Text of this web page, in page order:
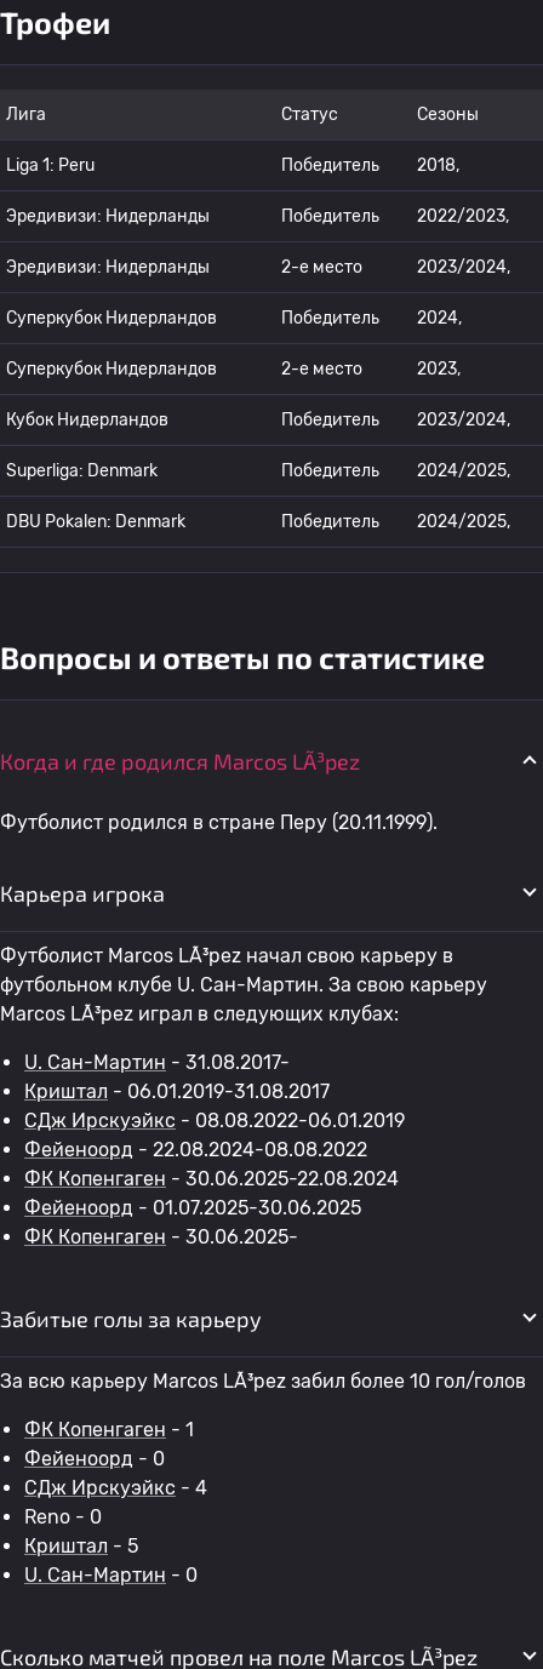
Трофеи
Лига Статус Сезоны
Liga 1: Peru Победитель 2018,
Эредивизи: Нидерланды Победитель 2022/2023,
Эредивизи: Нидерланды 2-е место 2023/2024,
Суперкубок Нидерландов Победитель 2024,
Суперкубок Нидерландов 2-е место 2023,
Кубок Нидерландов Победитель 2023/2024,
Superliga: Denmark Победитель 2024/2025,
DBU Pokalen: Denmark Победитель 2024/2025,
Вопросы и ответы по статистике
Когда и где родился Marcos LÃ³pez
Футболист родился в стране Перу (20.11.1999).
Карьера игрока
Футболист Marcos LÃ³pez начал свою карьеру в
футбольном клубе U. Сан-Мартин. За свою карьеру
Marcos LÃ³pez играл в следующих клубах:
U. Сан-Мартин - 31.08.2017-
Криштал - 06.01.2019-31.08.2017
СДж Ирскуэйкс - 08.08.2022-06.01.2019
Фейеноорд - 22.08.2024-08.08.2022
ФК Копенгаген - 30.06.2025-22.08.2024
Фейеноорд - 01.07.2025-30.06.2025
ФК Копенгаген - 30.06.2025-
Забитые голы за карьеру
За всю карьеру Marcos LÃ³pez забил более 10 гол/голов
ФК Копенгаген - 1
Фейеноорд - 0
СДж Ирскуэйкс - 4
Reno - 0
Криштал - 5
U. Сан-Мартин - 0
Сколько матчей провел на поле Marcos LÃ³pez